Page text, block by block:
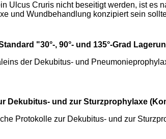
Ulcus Cruris nicht beseitigt werden, ist es
und Wundbehandlung konzipiert sein
"30°-, 90°- und 135°-Grad
der Dekubitus- und
Dekubitus- und zur Sturzprophylaxe
Protokolle zur Dekubitus- und zur